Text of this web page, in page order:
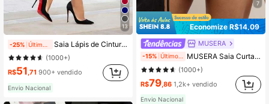
13
-25% Saia Lápis de Cintura Alta Sólida com Rosa de Pedra Preciosa para Deslocamento de Outono, Profissional de Volta às Aulas, Preta
(1000+)
R$51,71 900+ vendido
Envio Nacional
7
Economize R$14,09
MUSERA
-15% Últimos 2 dias MUSERA Saia Curta Elegante Ajustada de Cintura Baixa para Noite, Trabalho, Férias, Verão, Festa, Casual
(1000+)
R$79,86 1,2k+ vendido
Envio Nacional